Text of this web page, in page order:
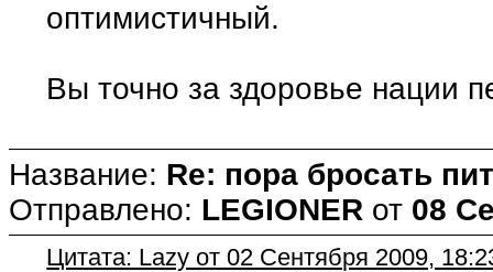
оптимистичный.
Вы точно за здоровье нации
Название: Re: пора бросать
Отправлено: LEGIONER от 08
Цитата: Lazy от 02 Сентября 2009,